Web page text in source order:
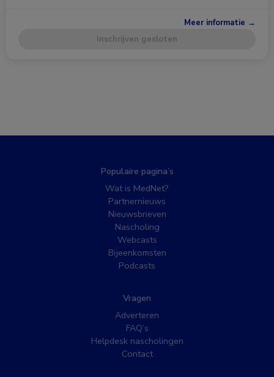
Meer informatie →
Inschrijven gesloten
Populaire pagina’s
Wat is MedNet?
Partnernieuws
Nieuwsbrieven
Nascholing
Webcasts
Bijeenkomsten
Podcasts
Vragen
Adverteren
FAQ’s
Helpdesk nascholingen
Contact